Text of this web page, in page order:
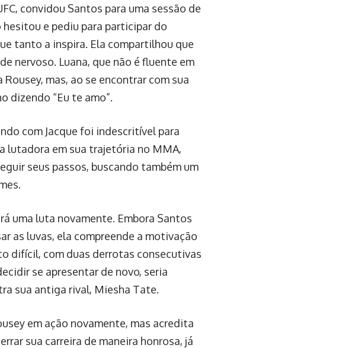
convidou Santos para uma sessão de
hesitou e pediu para participar do
tanto a inspira. Ela compartilhou que
nervoso. Luana, que não é fluente em
mas, ao se encontrar com sua
dizendo “Eu te amo”.
com Jacque foi indescritível para
lutadora em sua trajetória no MMA,
seus passos, buscando também um
uma luta novamente. Embora Santos
as luvas, ela compreende a motivação
difícil, com duas derrotas consecutivas
se apresentar de novo, seria
sua antiga rival, Miesha Tate.
em ação novamente, mas acredita
sua carreira de maneira honrosa, já